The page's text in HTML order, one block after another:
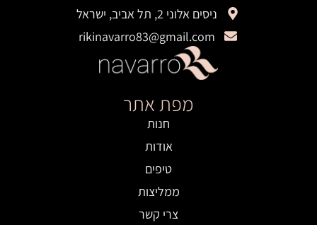
ניסים אלוני 2, תל אביב, ישראל
rikinavarro83@gmail.com
מפת אתר
חנות
אודות
טיפים
ממליצות
צרי קשר